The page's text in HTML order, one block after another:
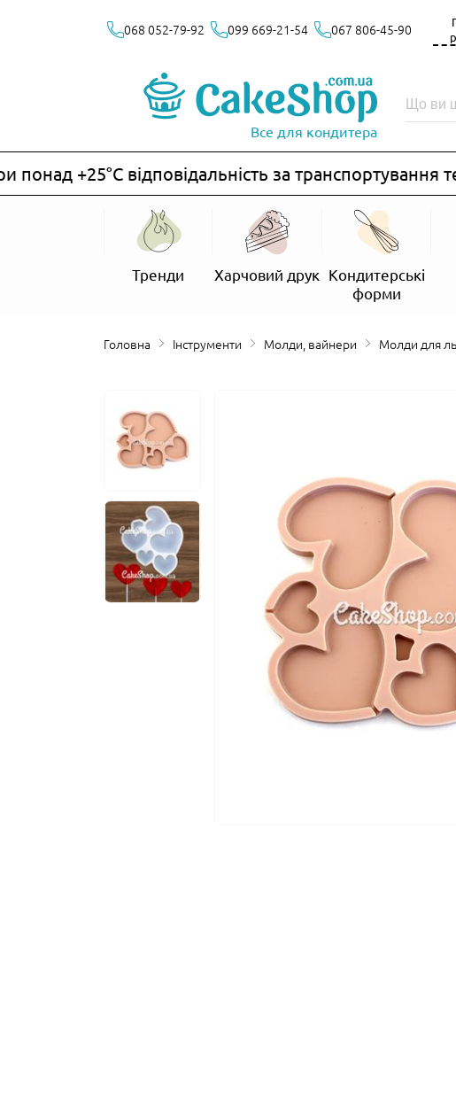
Все для кондитера
068 052-79-92 099 669-21-54 067 806-45-90
+25°C відповідальність за транспортування
Тренди Харчовий друк Кондитерські
форми
Головна Інструменти Молди, вайнери Молди для